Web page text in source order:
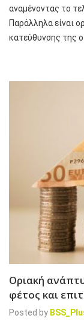
αναμένοντας το
Παράλληλα είναι
κατεύθυνσης της
Οριακή
φέτος και
Posted by